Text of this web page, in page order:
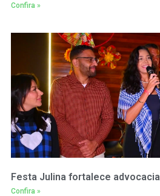
Confira »
Festa Julina fortalece advocacia
Confira »